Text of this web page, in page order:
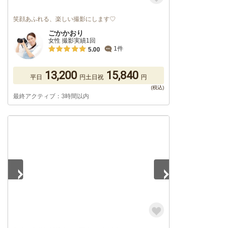
笑顔あふれる、楽しい撮影にします♡
ごかかおり
女性 撮影実績1回
5.00
1件
平日 13,200 円土日祝 15,840 円
最終アクティブ：3時間以内